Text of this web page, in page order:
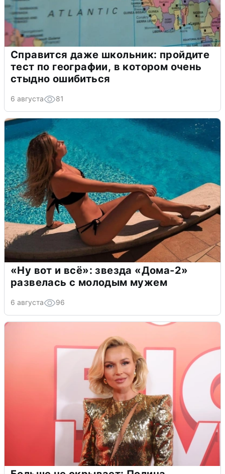
Справится даже школьник: пройдите
тест по географии, в котором очень
стыдно ошибиться
6 августа 81
«Ну вот и всё»: звезда «Дома-2»
развелась с молодым мужем
6 августа 96